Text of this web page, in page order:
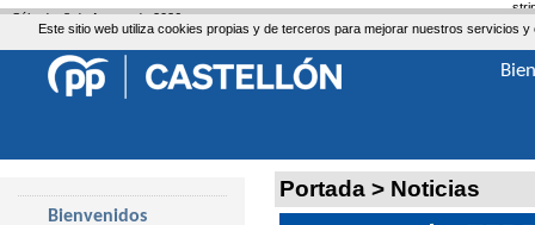
Este sitio web utiliza cookies propias y de terceros para mejorar nuestros servicios
Portada > Noticias
Bienvenidos
Sábado, 8 de Agosto de 2026